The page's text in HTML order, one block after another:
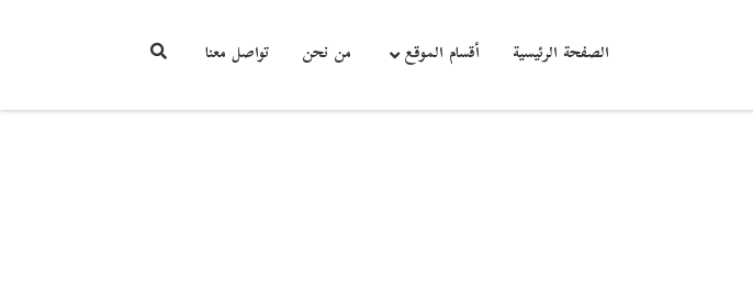
الصفحة الرئيسية أقسام الموقع من نحن تواصل معنا